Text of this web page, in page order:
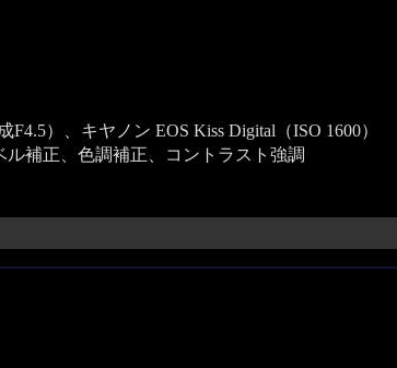
）、キヤノン EOS Kiss Digital（ISO 1600）
補正、色調補正、コントラスト強調